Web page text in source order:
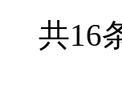
共16